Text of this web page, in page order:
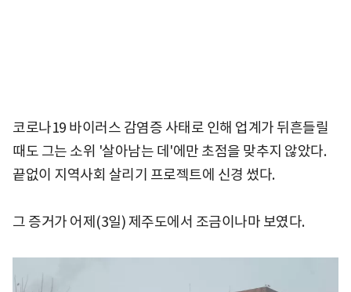
코로나19 바이러스 감염증 사태로 인해 업계가 뒤흔들릴
때도 그는 소위 '살아남는 데'에만 초점을 맞추지 않았다.
끝없이 지역사회 살리기 프로젝트에 신경 썼다.
그 증거가 어제(3일) 제주도에서 조금이나마 보였다.